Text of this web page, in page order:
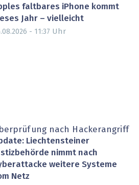
faltbares iPhone kommt
Jahr – vielleicht
- 11:37 Uhr
nach Hackerangriff
Liechtensteiner
nimmt nach
weitere Systeme
Netz